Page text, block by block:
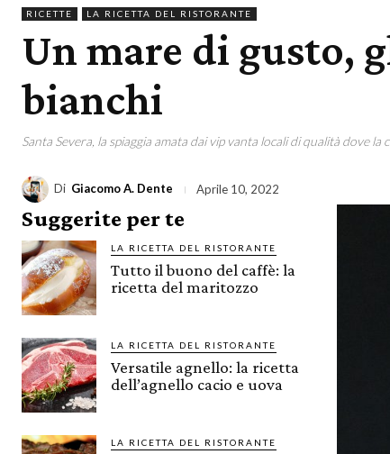
RICETTE LA RICETTA DEL RISTORANTE
Un mare di gusto,
bianchi
Santa Severa, la spiaggia amata dai vip vanta locali di qualità dove la
Di Giacomo A. Dente Aprile 10, 2022
Suggerite per te
LA RICETTA DEL RISTORANTE
Tutto il buono del caffè: la
ricetta del maritozzo
LA RICETTA DEL RISTORANTE
Versatile agnello: la ricetta
dell’agnello cacio e uova
LA RICETTA DEL RISTORANTE